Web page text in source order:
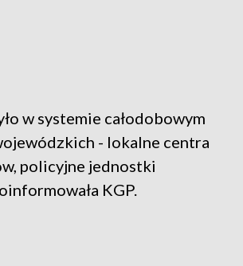
w systemie całodobowym
- lokalne centra
policyjne jednostki
KGP.